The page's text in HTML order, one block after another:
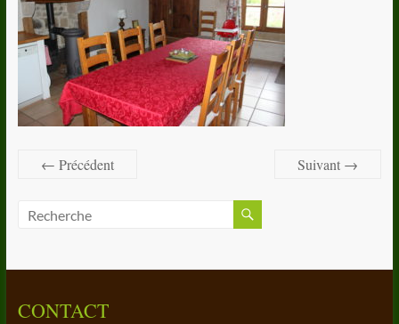
← Précédent Suivant →
CONTACT